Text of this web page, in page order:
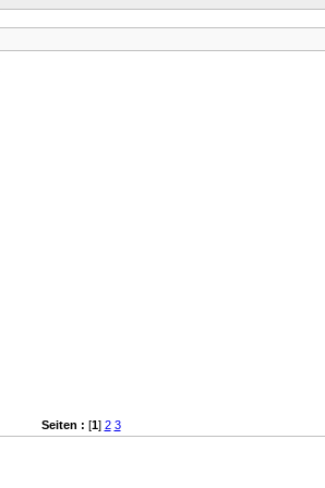
Seiten : [1] 2 3